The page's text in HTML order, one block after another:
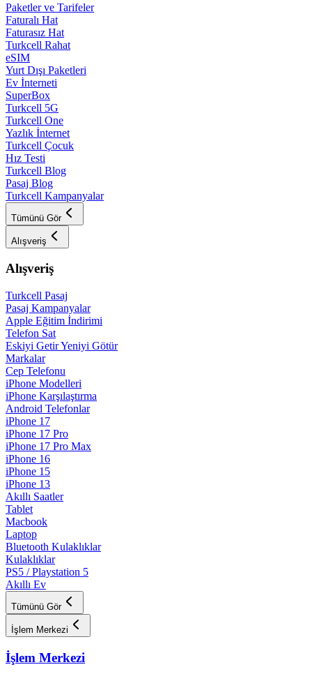
Paketler ve Tarifeler
Faturalı Hat
Faturasız Hat
Turkcell Rahat
eSIM
Yurt Dışı Paketleri
Ev İnterneti
SuperBox
Turkcell 5G
Turkcell One
Yazlık İnternet
Turkcell Çocuk
Hız Testi
Turkcell Blog
Pasaj Blog
Turkcell Kampanyalar
Tümünü Gör
Alışveriş
Alışveriş
Turkcell Pasaj
Pasaj Kampanyalar
Apple Eğitim İndirimi
Telefon Sat
Eskiyi Getir Yeniyi Götür
Markalar
Cep Telefonu
iPhone Modelleri
iPhone Karşılaştırma
Android Telefonlar
iPhone 17
iPhone 17 Pro
iPhone 17 Pro Max
iPhone 16
iPhone 15
iPhone 13
Akıllı Saatler
Tablet
Macbook
Laptop
Bluetooth Kulaklıklar
Kulaklıklar
PS5 / Playstation 5
Akıllı Ev
Tümünü Gör
İşlem Merkezi
İşlem Merkezi